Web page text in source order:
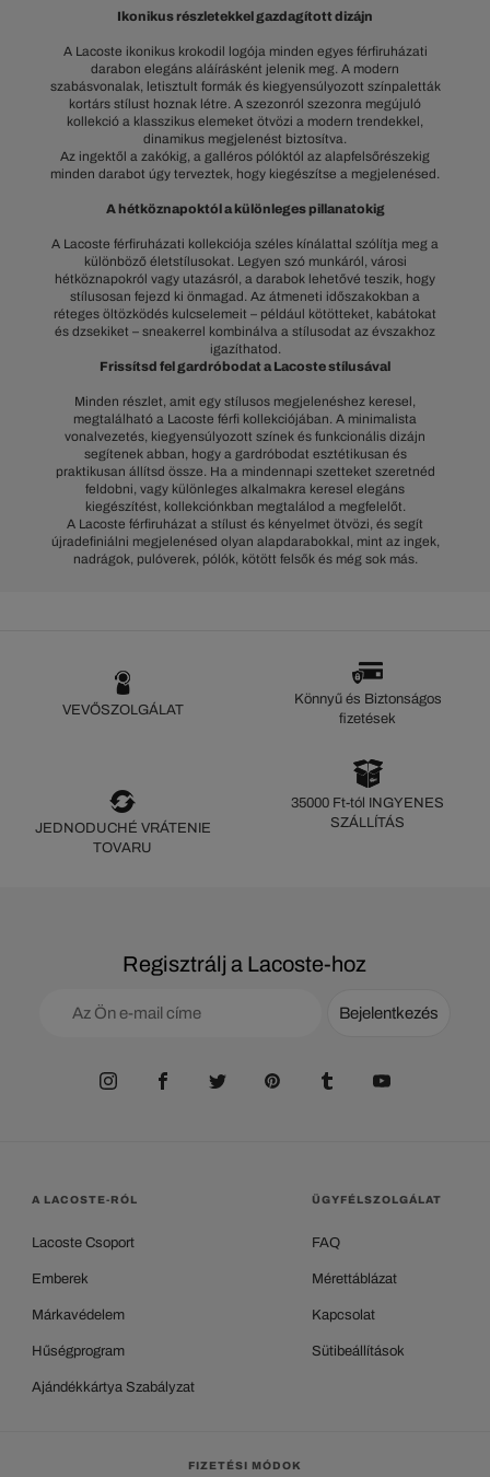
Ikonikus részletekkel gazdagított dizájn
A Lacoste ikonikus krokodil logója minden egyes férfiruházati
darabon elegáns aláírásként jelenik meg. A modern
szabásvonalak, letisztult formák és kiegyensúlyozott színpaletták
kortárs stílust hoznak létre. A szezonról szezonra megújuló
kollekció a klasszikus elemeket ötvözi a modern trendekkel,
dinamikus megjelenést biztosítva.
Az ingektől a zakókig, a galléros pólóktól az alapfelsőrészekig
minden darabot úgy terveztek, hogy kiegészítse a megjelenésed.
A hétköznapoktól a különleges pillanatokig
A Lacoste férfiruházati kollekciója széles kínálattal szólítja meg a
különböző életstílusokat. Legyen szó munkáról, városi
hétköznapokról vagy utazásról, a darabok lehetővé teszik, hogy
stílusosan fejezd ki önmagad. Az átmeneti időszakokban a
réteges öltözködés kulcselemeit – például kötötteket, kabátokat
és dzsekiket – sneakerrel kombinálva a stílusodat az évszakhoz
igazíthatod.
Frissítsd fel gardróbodat a Lacoste stílusával
Minden részlet, amit egy stílusos megjelenéshez keresel,
megtalálható a Lacoste férfi kollekciójában. A minimalista
vonalvezetés, kiegyensúlyozott színek és funkcionális dizájn
segítenek abban, hogy a gardróbodat esztétikusan és
praktikusan állítsd össze. Ha a mindennapi szetteket szeretnéd
feldobni, vagy különleges alkalmakra keresel elegáns
kiegészítést, kollekciónkban megtalálod a megfelelőt.
A Lacoste férfiruházat a stílust és kényelmet ötvözi, és segít
újradefiniálni megjelenésed olyan alapdarabokkal, mint az ingek,
nadrágok, pulóverek, pólók, kötött felsők és még sok más.
VEVŐSZOLGÁLAT
Könnyű és Biztonságos
fizetések
JEDNODUCHÉ VRÁTENIE
TOVARU
35000 Ft-tól INGYENES
SZÁLLÍTÁS
Regisztrálj a Lacoste-hoz
Bejelentkezés
A LACOSTE-RÓL
Lacoste Csoport
Emberek
Márkavédelem
Hűségprogram
Ajándékkártya Szabályzat
ÜGYFÉLSZOLGÁLAT
FAQ
Mérettáblázat
Kapcsolat
Sütibeállítások
FIZETÉSI MÓDOK